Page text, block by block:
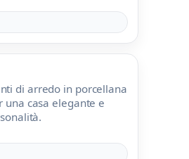
di arredo in porcellana
una casa elegante e